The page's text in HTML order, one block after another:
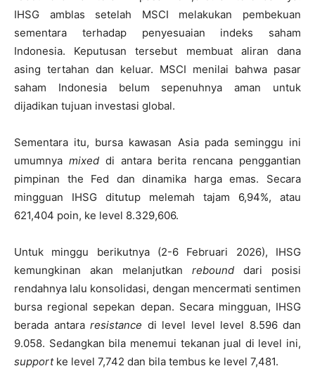
IHSG amblas setelah MSCI melakukan pembekuan
sementara terhadap penyesuaian indeks saham
Indonesia. Keputusan tersebut membuat aliran dana
asing tertahan dan keluar. MSCI menilai bahwa pasar
saham Indonesia belum sepenuhnya aman untuk
dijadikan tujuan investasi global.
Sementara itu, bursa kawasan Asia pada seminggu ini
umumnya mixeddi antara berita rencana penggantian
pimpinan the Fed dan dinamika harga emas. Secara
mingguan IHSG ditutup melemah tajam 6,94%, atau
621,404 poin, ke level 8.329,606.
Untuk minggu berikutnya (2-6 Februari 2026), IHSG
kemungkinan akan melanjutkan rebound dari posisi
rendahnya lalu konsolidasi, dengan mencermati sentimen
bursa regional sepekan depan. Secara mingguan, IHSG
berada antara resistance di level level level 8.596 dan
9.058. Sedangkan bila menemui tekanan jual di level ini,
supportke level 7,742 dan bila tembus ke level 7,481.